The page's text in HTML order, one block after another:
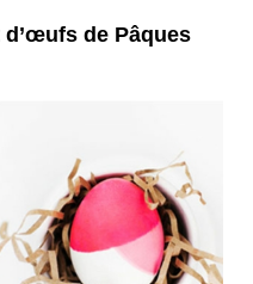
de Pâques